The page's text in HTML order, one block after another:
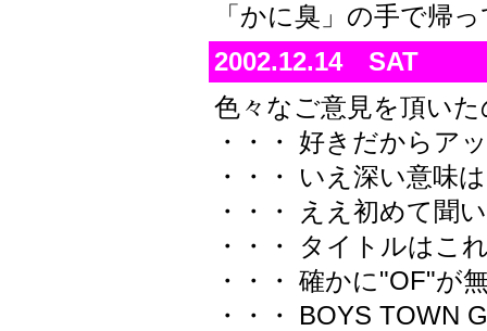
「かに臭」の手で帰
2002.12.14 SAT
色々なご意見を頂い
・・・ 好きだからア
・・・ いえ深い意味
・・・ ええ初めて聞
・・・ タイトルはこ
・・・ 確かに"OF"が
・・・ BOYS TOWN